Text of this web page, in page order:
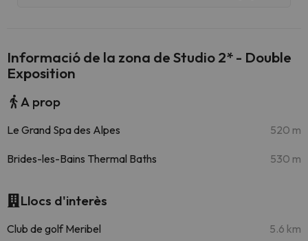
Informació de la zona de Studio 2* - Double
Exposition
A prop
Le Grand Spa des Alpes 520 m
Brides-les-Bains Thermal Baths 530 m
Llocs d'interès
Club de golf Meribel 5.6 km